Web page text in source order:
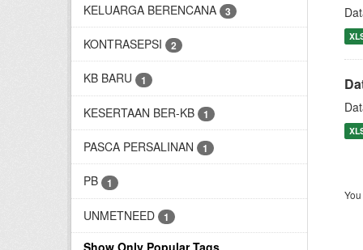
KELUARGA BERENCANA 3
KONTRASEPSI 2
KB BARU 1
KESERTAAN BER-KB 1
PASCA PERSALINAN 1
PB 1
UNMETNEED 1
Show Only Popular Tags